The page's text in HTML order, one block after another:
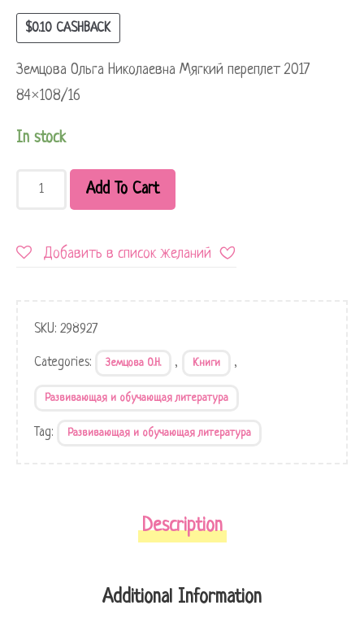
$0.10 CASHBACK
Земцова Ольга Николаевна Мягкий переплет 2017
84×108/16
In stock
Add To Cart
Добавить в список желаний
SKU: 298927
Categories: Земцова О.Н. , Книги ,
Развивающая и обучающая литература
Tag: Развивающая и обучающая литература
Description
Additional Information